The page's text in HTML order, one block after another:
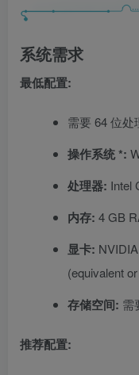
系统需求
最低配置:
需要 64 位处
操作系统 *:
处理器: Intel
内存: 4 GB
显卡:
(equivalent
存储空间: 需
推荐配置: